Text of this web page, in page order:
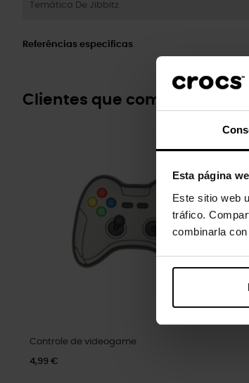
Esta página
Este sitio web
tráfico.
combinarla
Temática De Jibbitz
Referências específicas
Clientes que compraram
Controle de videogame
4,99 €